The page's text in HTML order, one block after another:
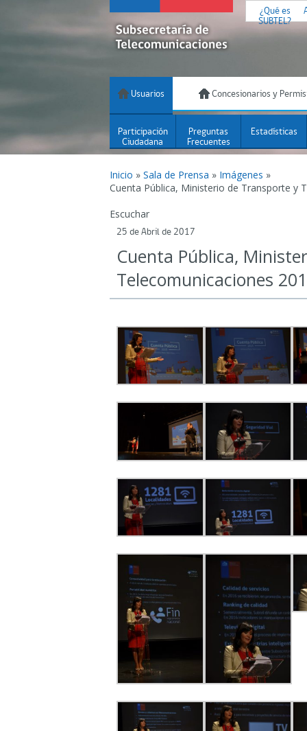
¿Qué es
SUBTEL?
Usuarios Concesionarios y
Participación
Ciudadana
Preguntas
Frecuentes
Estadísticas
Inicio » Sala de Prensa » Imágenes »
Cuenta Pública, Ministerio de Transporte y
Escuchar
25 de Abril de 2017
Cuenta Pública,
Telecomunicaciones